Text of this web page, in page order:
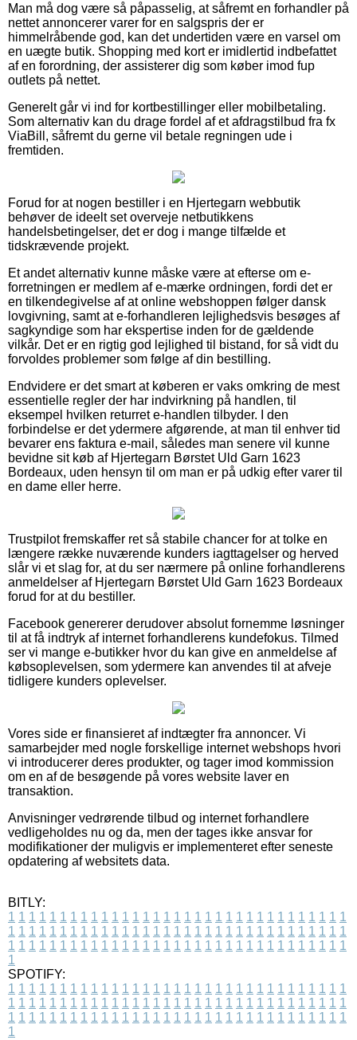
Man må dog være så påpasselig, at såfremt en forhandler på
nettet annoncerer varer for en salgspris der er
himmelråbende god, kan det undertiden være en varsel om
en uægte butik. Shopping med kort er imidlertid indbefattet
af en forordning, der assisterer dig som køber imod fup
outlets på nettet.
Generelt går vi ind for kortbestillinger eller mobilbetaling.
Som alternativ kan du drage fordel af et afdragstilbud fra fx
ViaBill, såfremt du gerne vil betale regningen ude i
fremtiden.
Forud for at nogen bestiller i en Hjertegarn webbutik
behøver de ideelt set overveje netbutikkens
handelsbetingelser, det er dog i mange tilfælde et
tidskrævende projekt.
Et andet alternativ kunne måske være at efterse om e-
forretningen er medlem af e-mærke ordningen, fordi det er
en tilkendegivelse af at online webshoppen følger dansk
lovgivning, samt at e-forhandleren lejlighedsvis besøges af
sagkyndige som har ekspertise inden for de gældende
vilkår. Det er en rigtig god lejlighed til bistand, for så vidt du
forvoldes problemer som følge af din bestilling.
Endvidere er det smart at køberen er vaks omkring de mest
essentielle regler der har indvirkning på handlen, til
eksempel hvilken returret e-handlen tilbyder. I den
forbindelse er det ydermere afgørende, at man til enhver tid
bevarer ens faktura e-mail, således man senere vil kunne
bevidne sit køb af Hjertegarn Børstet Uld Garn 1623
Bordeaux, uden hensyn til om man er på udkig efter varer til
en dame eller herre.
Trustpilot fremskaffer ret så stabile chancer for at tolke en
længere række nuværende kunders iagttagelser og herved
slår vi et slag for, at du ser nærmere på online forhandlerens
anmeldelser af Hjertegarn Børstet Uld Garn 1623 Bordeaux
forud for at du bestiller.
Facebook genererer derudover absolut fornemme løsninger
til at få indtryk af internet forhandlerens kundefokus. Tilmed
ser vi mange e-butikker hvor du kan give en anmeldelse af
købsoplevelsen, som ydermere kan anvendes til at afveje
tidligere kunders oplevelser.
Vores side er finansieret af indtægter fra annoncer. Vi
samarbejder med nogle forskellige internet webshops hvori
vi introducerer deres produkter, og tager imod kommission
om en af de besøgende på vores website laver en
transaktion.
Anvisninger vedrørende tilbud og internet forhandlere
vedligeholdes nu og da, men der tages ikke ansvar for
modifikationer der muligvis er implementeret efter seneste
opdatering af websitets data.
BITLY:
1 1 1 1 1 1 1 1 1 1 1 1 1 1 1 1 1 1 1 1 1 1 1 1 1 1 1 1 1 1 1 1 1
1 1 1 1 1 1 1 1 1 1 1 1 1 1 1 1 1 1 1 1 1 1 1 1 1 1 1 1 1 1 1 1 1
1 1 1 1 1 1 1 1 1 1 1 1 1 1 1 1 1 1 1 1 1 1 1 1 1 1 1 1 1 1 1 1 1
1
SPOTIFY:
1 1 1 1 1 1 1 1 1 1 1 1 1 1 1 1 1 1 1 1 1 1 1 1 1 1 1 1 1 1 1 1 1
1 1 1 1 1 1 1 1 1 1 1 1 1 1 1 1 1 1 1 1 1 1 1 1 1 1 1 1 1 1 1 1 1
1 1 1 1 1 1 1 1 1 1 1 1 1 1 1 1 1 1 1 1 1 1 1 1 1 1 1 1 1 1 1 1 1
1